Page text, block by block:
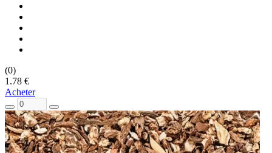
(0)
1.78 €
Acheter